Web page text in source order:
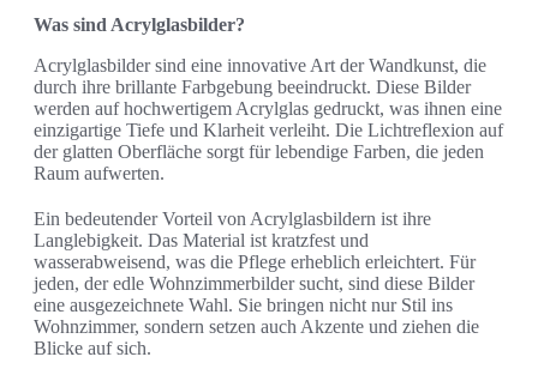
Was sind Acrylglasbilder?
Acrylglasbilder sind eine innovative Art der Wandkunst, die
durch ihre brillante Farbgebung beeindruckt. Diese Bilder
werden auf hochwertigem Acrylglas gedruckt, was ihnen eine
einzigartige Tiefe und Klarheit verleiht. Die Lichtreflexion auf
der glatten Oberfläche sorgt für lebendige Farben, die jeden
Raum aufwerten.
Ein bedeutender Vorteil von Acrylglasbildern ist ihre
Langlebigkeit. Das Material ist kratzfest und
wasserabweisend, was die Pflege erheblich erleichtert. Für
jeden, der edle Wohnzimmerbilder sucht, sind diese Bilder
eine ausgezeichnete Wahl. Sie bringen nicht nur Stil ins
Wohnzimmer, sondern setzen auch Akzente und ziehen die
Blicke auf sich.